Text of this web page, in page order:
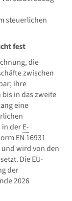
steuerlichen
fest
, die
zwischen
ihre
in das zweite
eine
in derE-
EN 16931
wird von den
Die EU-
der
2026